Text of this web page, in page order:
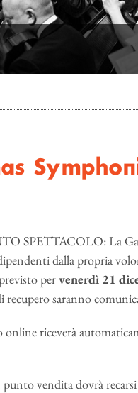
SPETTACOLO: La
dalla propria
pervenerdì 21
saranno
riceverà
vendita dovrà